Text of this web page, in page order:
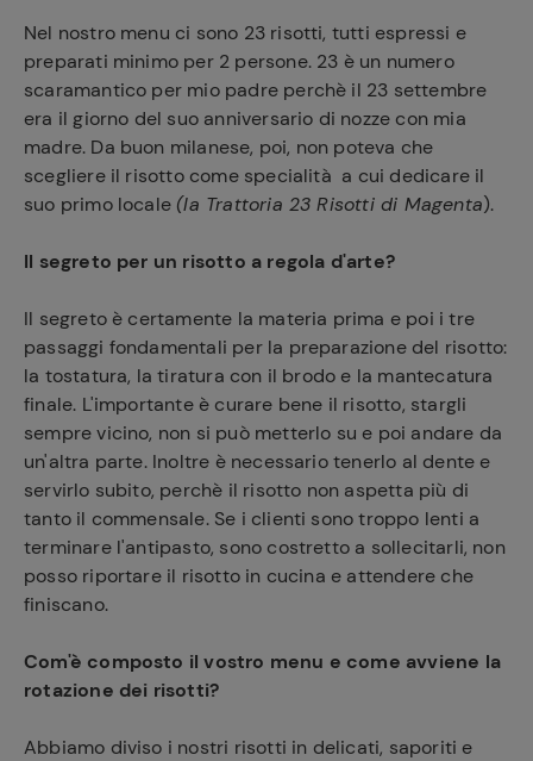
Nel nostro menu ci sono 23 risotti, tutti espressi e
preparati minimo per 2 persone. 23 è un numero
scaramantico per mio padre perchè il 23 settembre
era il giorno del suo anniversario di nozze con mia
madre. Da buon milanese, poi, non poteva che
scegliere il risotto come specialità a cui dedicare il
suo primo locale (la Trattoria 23 Risotti di Magenta).
Il segreto per un risotto a regola d'arte?
Il segreto è certamente la materia prima e poi i tre
passaggi fondamentali per la preparazione del risotto:
la tostatura, la tiratura con il brodo e la mantecatura
finale. L'importante è curare bene il risotto, stargli
sempre vicino, non si può metterlo su e poi andare da
un'altra parte. Inoltre è necessario tenerlo al dente e
servirlo subito, perchè il risotto non aspetta più di
tanto il commensale. Se i clienti sono troppo lenti a
terminare l'antipasto, sono costretto a sollecitarli, non
posso riportare il risotto in cucina e attendere che
finiscano.
Com'è composto il vostro menu e come avviene la
rotazione dei risotti?
Abbiamo diviso i nostri risotti in delicati, saporiti e